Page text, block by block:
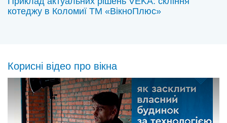
котеджу в Коломиї ТМ «ВікноПлюс»
Корисні відео про вікна